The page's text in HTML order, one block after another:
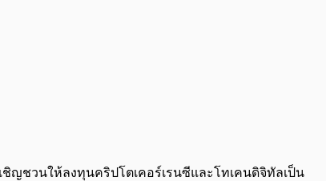
0:00/0:00
ญชวนให้ลงทุนคริปโตเคอร์เรนซีและโทเคนดิจิทัลเป็น